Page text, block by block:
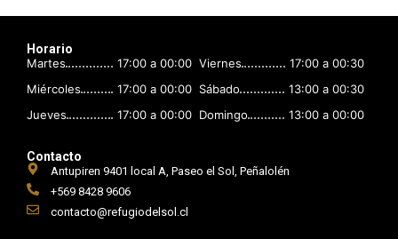
Horario
Martes
17:00 a 00:00
Miércoles
17:00 a 00:00
Jueves
17:00 a 00:00
Viernes
17:00 a 00:30
Sábado
13:00 a 00:30
Domingo
13:00 a 00:00
Contacto
Antupiren 9401 local A, Paseo el Sol, Peñalolén
+569 8428 9606
contacto@refugiodelsol.cl